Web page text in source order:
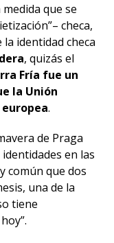
que se
checa,
identidad checa
, quizás el
Fría fue un
la Unión
.
de Praga
en las
común que dos
una de la
tiene